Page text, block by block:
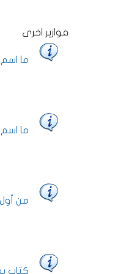
فوازير اخرى
ما اسم
ما
من
كتاب